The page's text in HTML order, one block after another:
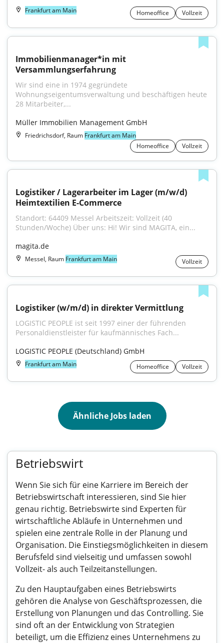
Frankfurt am Main Homeoffice Vollzeit
Immobilienmanager*in mit
Versammlungserfahrung
Wir sind eine in 1974 gegründete
Wohnungseigentumsverwaltung und beschäftigen heute
28 Mitarbeiter,...
Müller Immobilien Management GmbH
Friedrichsdorf, Raum Frankfurt am Main
Homeoffice
Vollzeit
Logistiker / Lagerarbeiter im Lager (m/w/d)
Heimtextilien E-Commerce
Standort: 64409 Messel Arbeitszeit: Vollzeit (40
Stunden/Woche) Über uns: Hi! Wir sind MAGITA, ein...
magita.de
Messel, Raum Frankfurt am Main Vollzeit
Logistiker (w/m/d) in direkter Vermittlung
LOGISTIC PEOPLE ist seit 1997 einer der führenden
Personaldienstleister für kaufmännisches Fach...
LOGISTIC PEOPLE (Deutschland) GmbH
Frankfurt am Main Homeoffice Vollzeit
Ähnliche Jobs laden
Betriebswirt
Wenn Sie sich für eine Karriere im Bereich der
Betriebswirtschaft interessieren, sind Sie hier
genau richtig. Betriebswirte sind Experten für
wirtschaftliche Abläufe in Unternehmen und
spielen eine zentrale Rolle in der Planung und
Organisation. Die Einstiegsmöglichkeiten in diesem
Berufsfeld sind vielseitig und umfassen sowohl
Vollzeit- als auch Teilzeitanstellungen.
Zu den Hauptaufgaben eines Betriebswirts
gehören die Analyse von Geschäftsprozessen, die
Erstellung von Planungen und das Controlling. Sie
sind oft an der Entwicklung von Strategien
beteiligt, um die Effizienz eines Unternehmens zu